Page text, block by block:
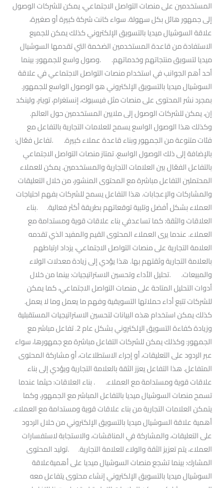
المستخدمين على منصات التواصل الاجتماعي، يمكن للشركات الوصول
إلى جمهور هائل بكل سهولة. سواء كانت شركة كبيرة أو صغيرة،
علاقة السوشيال ميديا بالتسويق الإلكتروني كذلك يمكن للجميع
الاستفادة من قاعدة المستخدمين الضخمة التي تقدمها السوشيال
ميديا لتسويق منتجاتهم وخدماتهم. .وصول واسع للجمهور: بينما
أحد أهم الجوانب في استخدام منصات التواصل الاجتماعي في علاقة
السوشيال ميديا بالتسويق الإلكتروني هو الوصول الواسع للجمهور.
بمجرد نشر المحتوى على منصات مثل فيسبوك، إنستغرام، تويتر، ولينكد
إن، يمكن للشركات الوصول إلى ملايين المستخدمين حول العالم.
وكذلك هذا الوصول الواسع يسمح للعلامات التجارية بالتفاعل مع
فئات متنوعة من الجمهور وبناء قاعدة عملاء كبيرة. .تفاعل فعّال:
بالإضافة إلى ذلك الوصول الواسع، تمتاز منصات التواصل الاجتماعي
بالتفاعل الفعّال بين العلامات التجارية والمستخدمين. يمكن للعملاء
المحتملين التفاعل مباشرة مع المحتوى المنشور، من خلال التعليقات
والمشاركات والإعجابات. هذا التفاعل يسمح للشركات بفهم احتياجات
العملاء بشكل أفضل وتلبية توقعاتهم بطريقة أكثر فعالية. .بناء
العلاقات والثقة: كما تساعدفي بناء علاقات قوية ومستدامة مع
العملاء. عندما يرى العملاء المحتوى القيم والمفيد الذي تقدمه
العلامة التجارية على منصات التواصل الاجتماعي، يزداد ارتباطهم
بالعلامة التجارية وثقتهم بها. هذا يؤدي إلى زيادة معدلات الولاء
والمبيعات. .تحليل الأداء وتحسين الاستراتيجيات: بينما من خلال
أدوات التحليل المتاحة على منصات التواصل الاجتماعي، كما يمكن
للشركات تتبع أداء حملاتها التسويقية وفهم ما يعمل وما لا يعمل.
كذلك يمكن استخدام هذه البيانات لتحسين الاستراتيجيات المستقبلية
وزيادة كفاءة التسويق الإلكتروني بشكل عام 2. تفاعل مباشر مع
الجمهور: وكذلك يمكن للشركات التفاعل مباشرة مع جمهورها، سواء
عبر الردود على التعليقات، أو إجراء الاستطلاعات، أو مشاركة المحتوى
المتفاعل. هذا التفاعل يعزز الثقة بالعلامة التجارية ويؤدي إلى بناء
علاقات قوية ومستدامة مع العملاء. . بناء العلاقات: حيثما عندما
تسمح منصات السوشيال ميديا بالتفاعل المباشر مع الجمهور، وكما
يتمكن العلامات التجارية من بناء علاقات قوية ومستدامة مع العملاء.
أهمية علاقة السوشيال ميديا بالتسويق الإلكتروني من خلال الردود
على التعليقات، والمشاركة في المناقشات، والاستجابة لاستفسارات
العملاء، يتم تعزيز الثقة والولاء للعلامة التجارية. .توليد المحتوى
المشارك: بينما تشجع منصات السوشيال ميديا على أهميةعلاقة
السوشيال ميديا بالتسويق الإلكتروني إنشاء محتوى يتفاعل معه